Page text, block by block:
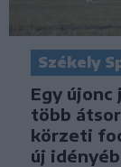
Székely
Egy
több
körzeti
új